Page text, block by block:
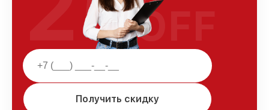
Получить скидку
OFF